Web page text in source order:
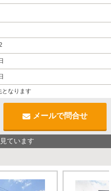
なります
メールで問合せ
ています